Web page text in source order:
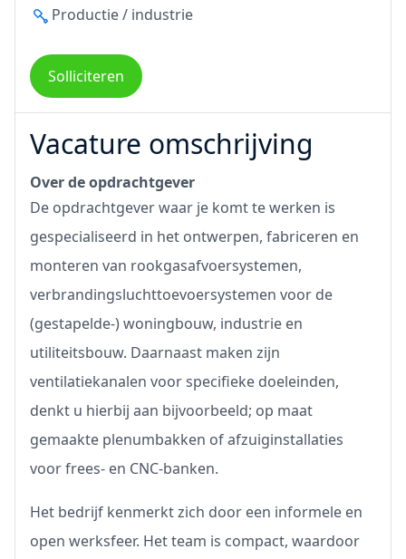
Productie / industrie
Solliciteren
Vacature omschrijving
Over de opdrachtgever
De opdrachtgever waar je komt te werken is
gespecialiseerd in het ontwerpen, fabriceren en
monteren van rookgasafvoersystemen,
verbrandingsluchttoevoersystemen voor de
(gestapelde-) woningbouw, industrie en
utiliteitsbouw. Daarnaast maken zijn
ventilatiekanalen voor specifieke doeleinden,
denkt u hierbij aan bijvoorbeeld; op maat
gemaakte plenumbakken of afzuiginstallaties
voor frees- en CNC-banken.
Het bedrijf kenmerkt zich door een informele en
open werksfeer. Het team is compact, waardoor